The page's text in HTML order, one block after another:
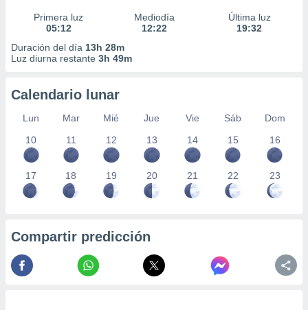
Primera luz
05:12
Mediodía
12:22
Última luz
19:32
Duración del día 13h 28m
Luz diurna restante 3h 49m
Calendario lunar
Lun Mar Mié Jue Vie Sáb
Dom
10
11 12 13 14 15 16
17 18 19 20 21 22 23
Compartir predicción